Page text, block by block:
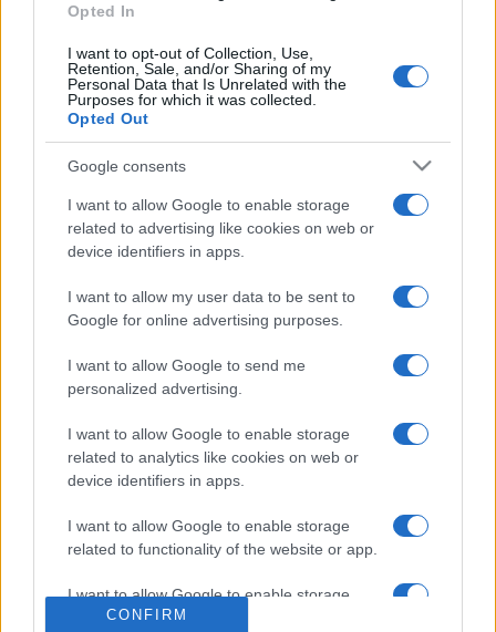
Opted In
I want to opt-out of Collection, Use,
Retention, Sale, and/or Sharing of my
Personal Data that Is Unrelated with the
Purposes for which it was collected.
Opted Out
Google consents
I want to allow Google to enable storage
related to advertising like cookies on web or
device identifiers in apps.
I want to allow my user data to be sent to
Google for online advertising purposes.
I want to allow Google to send me
personalized advertising.
I want to allow Google to enable storage
related to analytics like cookies on web or
device identifiers in apps.
I want to allow Google to enable storage
related to functionality of the website or app.
I want to allow Google to enable storage
related to personalization.
CONFIRM
is az a céljuk, hogy vonzóvá tegyék az anyanyelvű oktatást,
segítsék a nemzeti identitás megőrzését.
A Balázsfalva és Dicsőszentmárton között, a Kis-Küküllő
partján található Bethlenszentmiklós Fehér megye kevés
magyar többségű településének egyike. Az 1381 lakosú
településen a 2011-es népszámláláson a lakosság 56
százaléka vallotta magát magyarnak, a magyarok közel fele
pedig unitárius vallású. A település közigazgatásilag
Szépmező (Sona) községhez tartozik, melyben már csak 24
százalékot tesz ki a magyar lakosság aránya.
A falu ékességének számító 15. századi unitárius templom
tornya 2019-ben leégett, a műemlék jelenleg felújítás alatt
áll. A Jövőnk a Szórványban Egyesület a magyar kormány
támogatásával új harangot öntetett, amelyet egyelőre egy
ideiglenes haranglábon helyeztek el, amíg a templom
felújítási munkálatai tartanak. Az egyesület által indított
millió forint) gyűlt össze a leégett torony újjáépítésére.